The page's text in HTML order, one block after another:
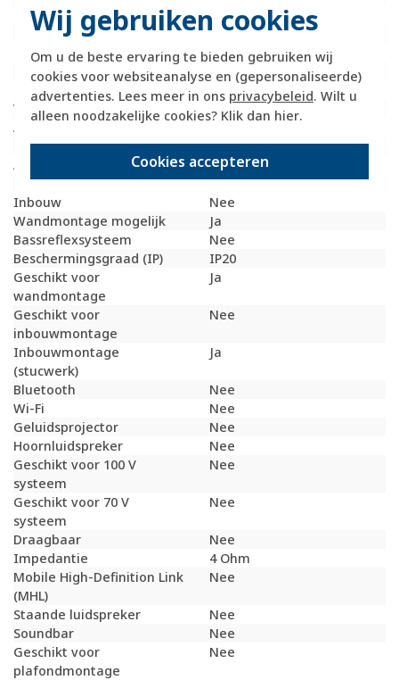
Wij gebruiken cookies
Om u de beste ervaring te bieden gebruiken wij
cookies voor websiteanalyse en (gepersonaliseerde)
advertenties. Lees meer in ons privacybeleid. Wilt u
alleen noodzakelijke cookies? Klik dan hier.
Cookies accepteren
Diepte
40 Millimeter (mm)
Frequentie
170 - 18000 Hertz
Muziekbelastbaarheid
4 Watt (W)
Nom. belastbaarheid
3 Watt (W)
Impedantie
4 Ohm (Ohm)
Volumeregeling
Nee
Aantal wegen
Passief systeem
Ja
Actief systeem
Nee
USB aansluiting
Nee
Inbouw
Nee
Wandmontage mogelijk
Ja
Bassreflexsysteem
Nee
Beschermingsgraad (IP)
IP20
Geschikt voor
wandmontage
Ja
Geschikt voor
inbouwmontage
Nee
Inbouwmontage
(stucwerk)
Ja
Bluetooth
Nee
Wi-Fi
Nee
Geluidsprojector
Nee
Hoornluidspreker
Nee
Geschikt voor 100 V
systeem
Nee
Geschikt voor 70 V
systeem
Nee
Draagbaar
Nee
Impedantie
4 Ohm
Mobile High-Definition Link
(MHL)
Nee
Staande luidspreker
Nee
Soundbar
Nee
Geschikt voor
plafondmontage
Nee